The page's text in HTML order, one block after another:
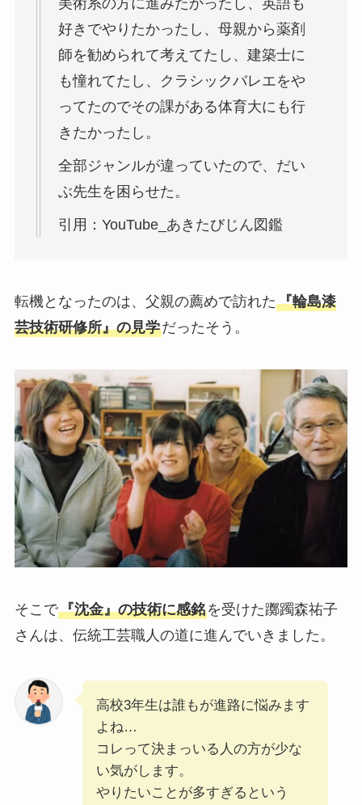
美術系の方に進みたかったし、英語も
好きでやりたかったし、母親から薬剤
師を勧められて考えてたし、建築士に
も憧れてたし、クラシックバレエをや
ってたのでその課がある体育大にも行
きたかったし。
全部ジャンルが違っていたので、だい
ぶ先生を困らせた。
引用：YouTube_あきたびじん図鑑
転機となったのは、父親の薦めで訪れた『輪島漆
芸技術研修所』の見学だったそう。
そこで『沈金』の技術に感銘を受けた躑躅森祐子
さんは、伝統工芸職人の道に進んでいきました。
高校3年生は誰もが進路に悩みます
よね…
コレって決まっいる人の方が少な
い気がします。
やりたいことが多すぎるという